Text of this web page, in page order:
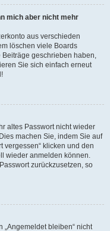
mich aber nicht mehr
aus verschieden
löschen viele Boards
geschrieben haben,
Sie sich einfach erneut
altes Passwort nicht wieder
machen Sie, indem Sie auf
vergessen“ klicken und den
wieder anmelden können.
zurückzusetzen, so
„Angemeldet bleiben“ nicht